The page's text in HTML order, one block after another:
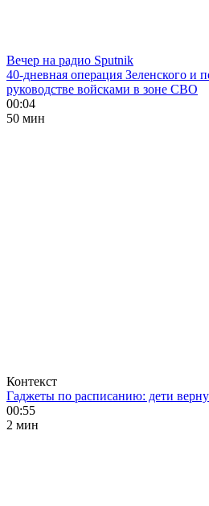
Вечер на радио Sputnik
40-дневная операция Зеленского и
руководстве войсками в зоне СВО
00:04
50 мин
Контекст
Гаджеты по расписанию: дети
00:55
2 мин